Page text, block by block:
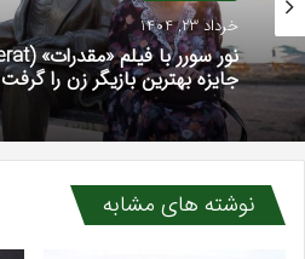
خرداد 23, 1404
جایزه بهترین بازیگر زن را گرفت
نوشته های مشابه